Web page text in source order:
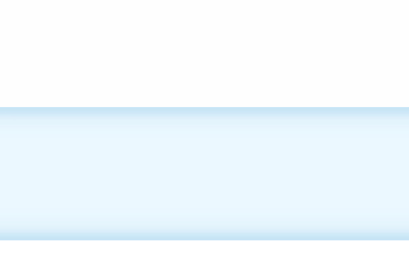
gevallen wel geadviseerd wordt.